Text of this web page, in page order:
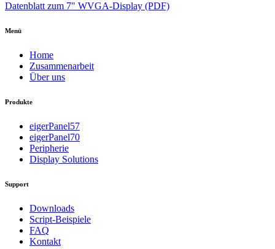
Datenblatt zum 7" WVGA-Display (PDF)
Menü
Home
Zusammenarbeit
Über uns
Produkte
eigerPanel57
eigerPanel70
Peripherie
Display Solutions
Support
Downloads
Script-Beispiele
FAQ
Kontakt